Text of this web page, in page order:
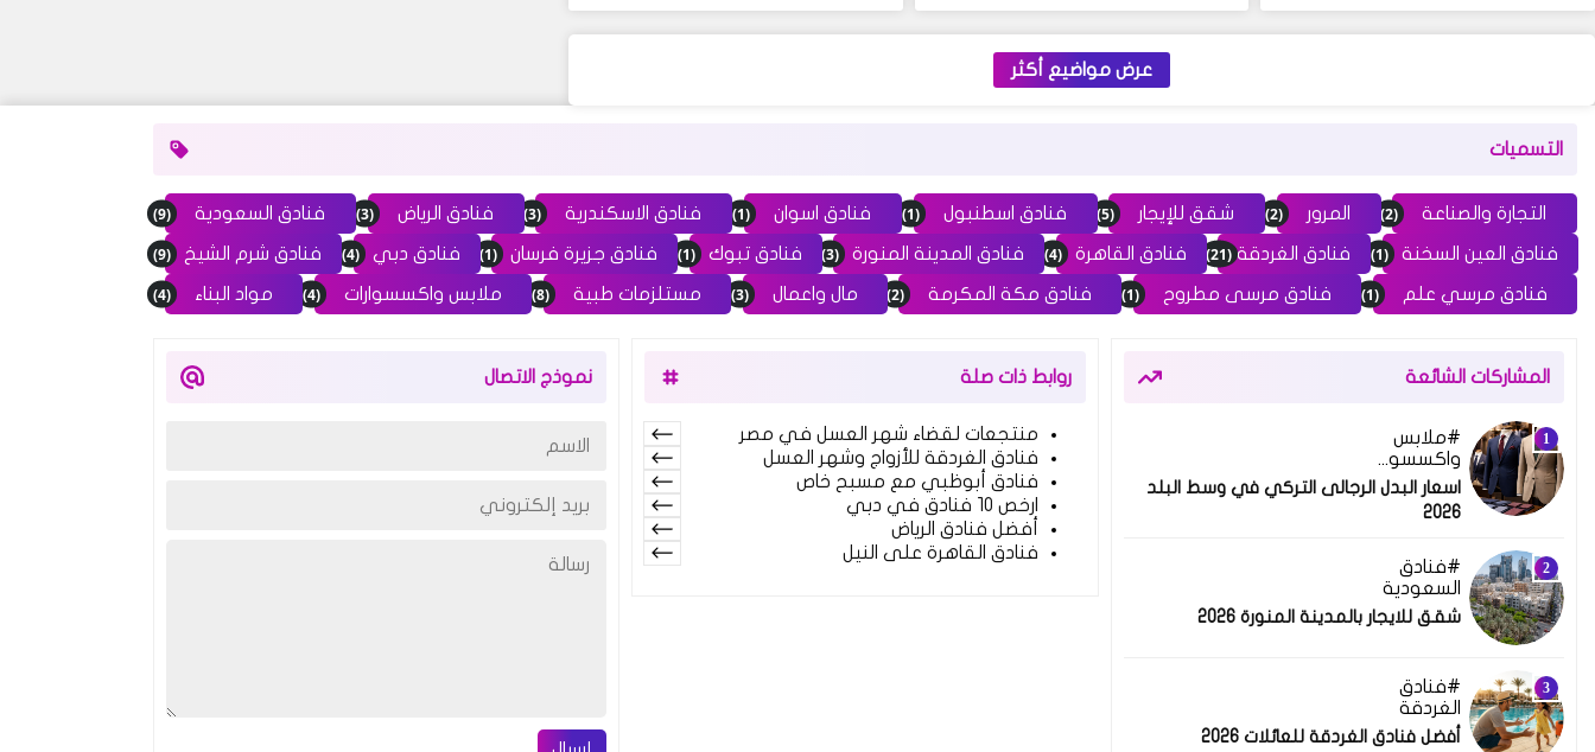
عرض مواضيع أكثر
التسميات
التجارة والصناعة (2) المرور (2) شقق للإيجار (5) فنادق اسطنبول (1) فنادق اسوان (1) فنادق الاسكندرية (3) فنادق الرياض (3) فنادق السعودية (9)
فنادق العين السخنة (1) فنادق الغردقة (21) فنادق القاهرة (4) فنادق المدينة المنورة (3) فنادق تبوك (1) فنادق جزيرة فرسان (1) فنادق دبي (4) فنادق شرم الشيخ (9)
فنادق مرسي علم (1) فنادق مرسى مطروح (1) فنادق مكة المكرمة (2) مال واعمال (3) مستلزمات طبية (8) ملابس واكسسوارات (4) مواد البناء (4)
المشاركات الشائعة
ملابس
واكسسوارات
اسعار البدل الرجالى التركي في وسط البلد
2026
فنادق
السعودية
شقق للايجار بالمدينة المنورة 2026
فنادق
الغردقة
أفضل فنادق الغردقة للعائلات 2026
روابط ذات صلة
منتجعات لقضاء شهر العسل في مصر
فنادق الغردقة للأزواج وشهر العسل
فنادق أبوظبي مع مسبح خاص
ارخص 10 فنادق في دبي
أفضل فنادق الرياض
فنادق القاهرة على النيل
نموذج الاتصال